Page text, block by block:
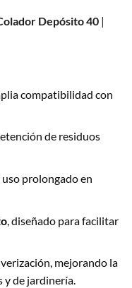
Depósito 40 |
compatibilidad con
de residuos
uso prolongado en
, diseñado para facilitar
mejorando la
y de jardinería.